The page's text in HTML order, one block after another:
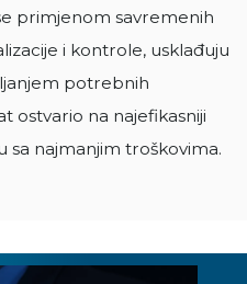
primjenom savremenih
i kontrole, usklađuju
potrebnih
ostvario na najefikasniji
sa najmanjim troškovima.